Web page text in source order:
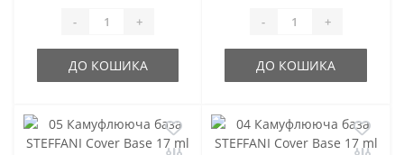
- +
ДО КОШИКА
- +
ДО КОШИКА